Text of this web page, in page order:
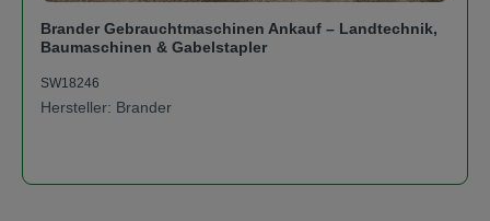
Brander Gebrauchtmaschinen Ankauf – Landtechnik,
Baumaschinen & Gabelstapler
SW18246
Hersteller: Brander